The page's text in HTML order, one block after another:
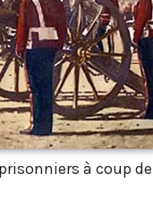
à coup de